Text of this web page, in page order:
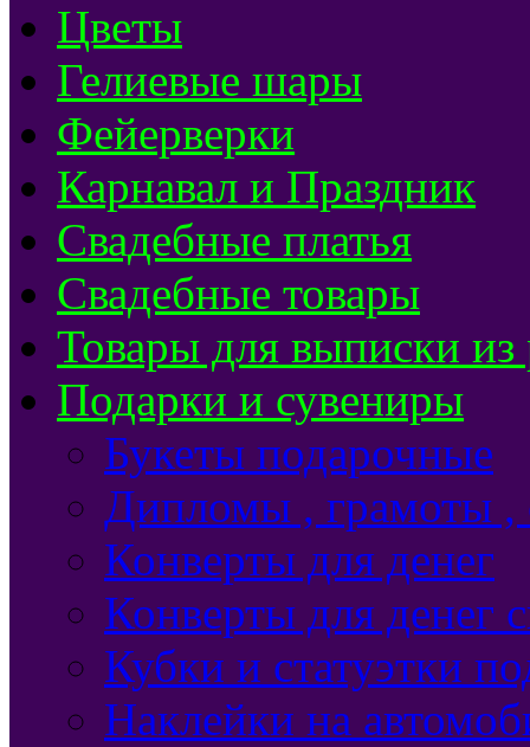
Цветы
Гелиевые шары
Фейерверки
Карнавал и Праздник
Свадебные платья
Свадебные товары
Товары для выписки из
Подарки и сувениры
Букеты подарочные
Дипломы , грамоты ,
Конверты для денег
Конверты для денег
Кубки и статуэтки
Наклейки на